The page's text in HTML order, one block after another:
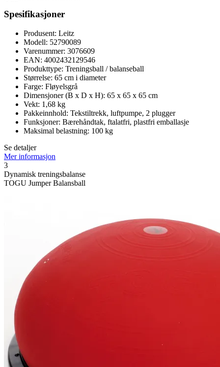
Spesifikasjoner
Produsent: Leitz
Modell: 52790089
Varenummer: 3076609
EAN: 4002432129546
Produkttype: Treningsball / balanseball
Størrelse: 65 cm i diameter
Farge: Fløyelsgrå
Dimensjoner (B x D x H): 65 x 65 x 65 cm
Vekt: 1,68 kg
Pakkeinnhold: Tekstiltrekk, luftpumpe, 2 plugger
Funksjoner: Bærehåndtak, ftalatfri, plastfri emballasje
Maksimal belastning: 100 kg
Se detaljer
Mer informasjon
3
Dynamisk treningsbalanse
TOGU Jumper Balansball